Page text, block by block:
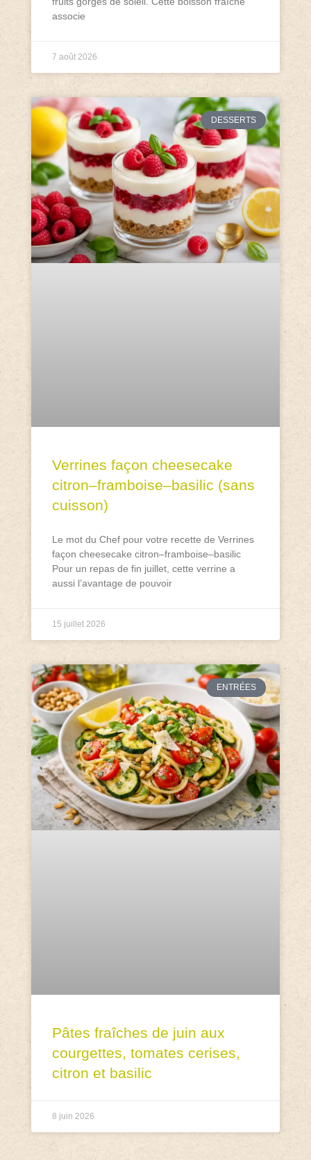
associe
7 août 2026
DESSERTS
Verrines façon cheesecake
citron–framboise–basilic (sans
cuisson)
Le mot du Chef pour votre recette de Verrines
façon cheesecake citron–framboise–basilic
Pour un repas de fin juillet, cette verrine a
aussi l’avantage de pouvoir
15 juillet 2026
ENTRÉES
Pâtes fraîches de juin aux
courgettes, tomates cerises,
citron et basilic
8 juin 2026